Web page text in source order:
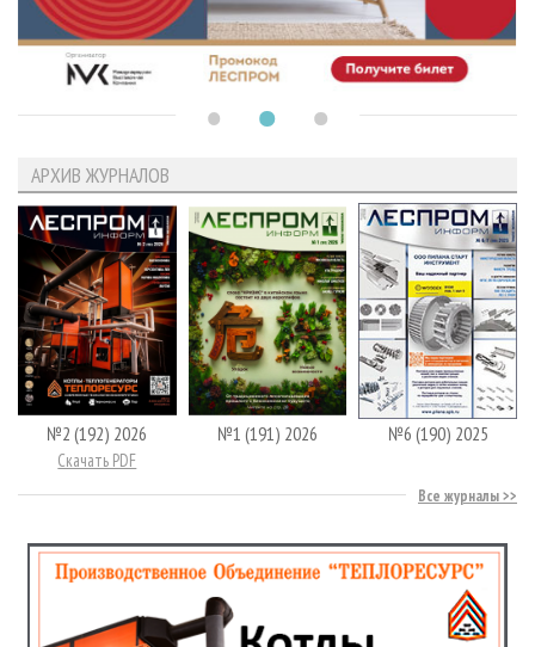
АРХИВ ЖУРНАЛОВ
№2 (192) 2026
Скачать PDF
№1 (191) 2026 №6 (190) 2025
Все журналы